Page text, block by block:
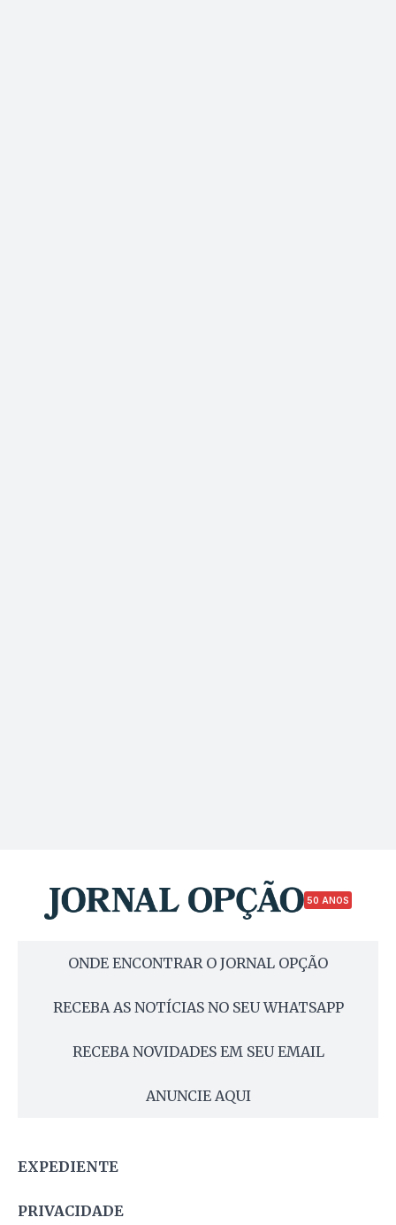
50 ANOS
ONDE ENCONTRAR O JORNAL OPÇÃO
RECEBA AS NOTÍCIAS NO SEU WHATSAPP
RECEBA NOVIDADES EM SEU EMAIL
ANUNCIE AQUI
EXPEDIENTE
PRIVACIDADE